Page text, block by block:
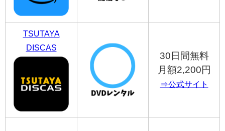
TSUTAYA
DISCAS
30日間無料
月額2,200円
⇒公式サイト